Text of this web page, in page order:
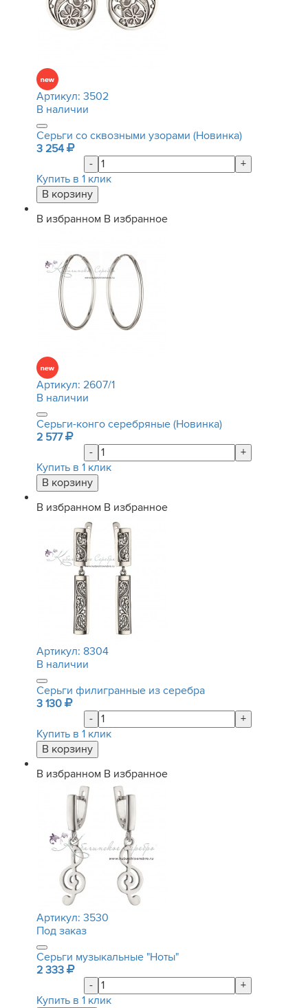
Артикул: 3502
В наличии
Серьги со сквозными узорами (Новинка)
3 254
-
+
Купить в 1 клик
В избранном В избранное
Артикул: 2607/1
В наличии
Серьги-конго серебряные (Новинка)
2 577
-
+
Купить в 1 клик
В избранном В избранное
Артикул: 8304
В наличии
Серьги филигранные из серебра
3 130
-
+
Купить в 1 клик
В избранном В избранное
Артикул: 3530
Под заказ
Серьги музыкальные "Ноты"
2 333
-
+
Купить в 1 клик